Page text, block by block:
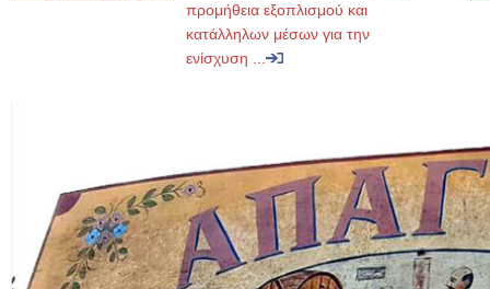
προμήθεια εξοπλισμού και
κατάλληλων μέσων για την
ενίσχυση ...